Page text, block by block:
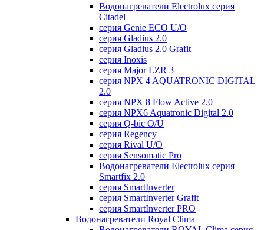
Водонагреватели Electrolux серия
Citadel
серия Genie ECO U/О
серия Gladius 2.0
серия Gladius 2.0 Grafit
серия Inoxis
серия Major LZR 3
серия NPX 4 AQUATRONIC DIGITAL
2.0
серия NPX 8 Flow Active 2.0
серия NPX6 Aquatronic Digital 2.0
серия Q-bic O/U
серия Regency
серия Rival U/О
серия Sensomatic Pro
Водонагреватели Electrolux серия
Smartfix 2.0
серия SmartInverter
серия SmartInverter Grafit
серия SmartInverter PRO
Водонагреватели Royal Clima